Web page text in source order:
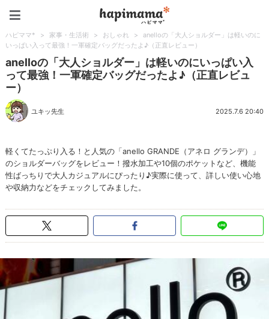
ハピママ* > 家事・生活術 > おしゃれ >
anelloの「大人ショルダー」は軽いのに
いっぱい入って最強！一軍確定バッグだったよ♪（正直レビュー）
anelloの「大人ショルダー」は軽いのにいっぱい入
って最強！一軍確定バッグだったよ♪（正直レビュ
ー）
ユキッ先生 2025.7.6 20:40
軽くてたっぷり入る！と人気の「anello GRANDE（アネロ グランデ）」
のショルダーバッグをレビュー！撥水加工や10個のポケットなど、機能
性ばっちりで大人カジュアルにぴったり♪実際に使って、詳しい使い心地
や収納力などをチェックしてみました。